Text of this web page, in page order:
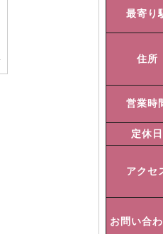
最寄り
住所
営業時
定休日
アクセ
お問い合